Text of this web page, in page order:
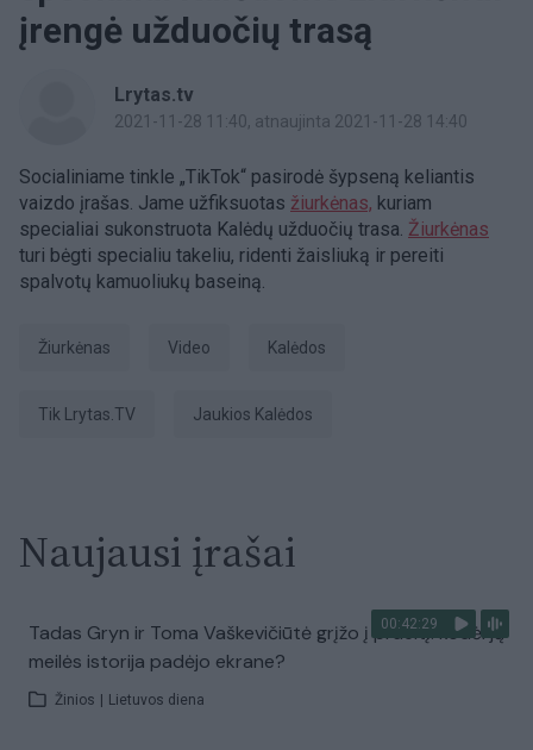
įrengė užduočių trasą
Lrytas.tv
2021-11-28 11:40, atnaujinta 2021-11-28 14:40
Socialiniame tinkle „TikTok“ pasirodė šypseną keliantis
vaizdo įrašas. Jame užfiksuotas žiurkėnas, kuriam
specialiai sukonstruota Kalėdų užduočių trasa. Žiurkėnas
turi bėgti specialiu takeliu, ridenti žaisliuką ir pereiti
spalvotų kamuoliukų baseiną.
žiurkėnas Video Kalėdos
tik Lrytas.TV Jaukios Kalėdos
Naujausi įrašai
00:42:29
Tadas Gryn ir Toma Vaškevičiūtė grįžo į praeitį: kodėl jų
meilės istorija padėjo ekrane?
Žinios Lietuvos diena